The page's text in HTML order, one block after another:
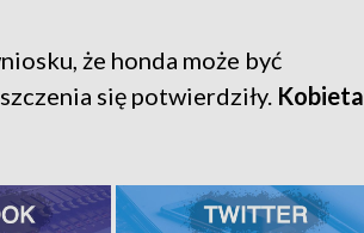
że honda może być
się potwierdziły. Kobieta